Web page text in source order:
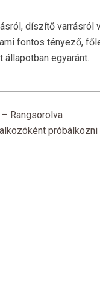
díszítő
fontos tényező,
egyaránt.
Rangsorolva
próbálkozni